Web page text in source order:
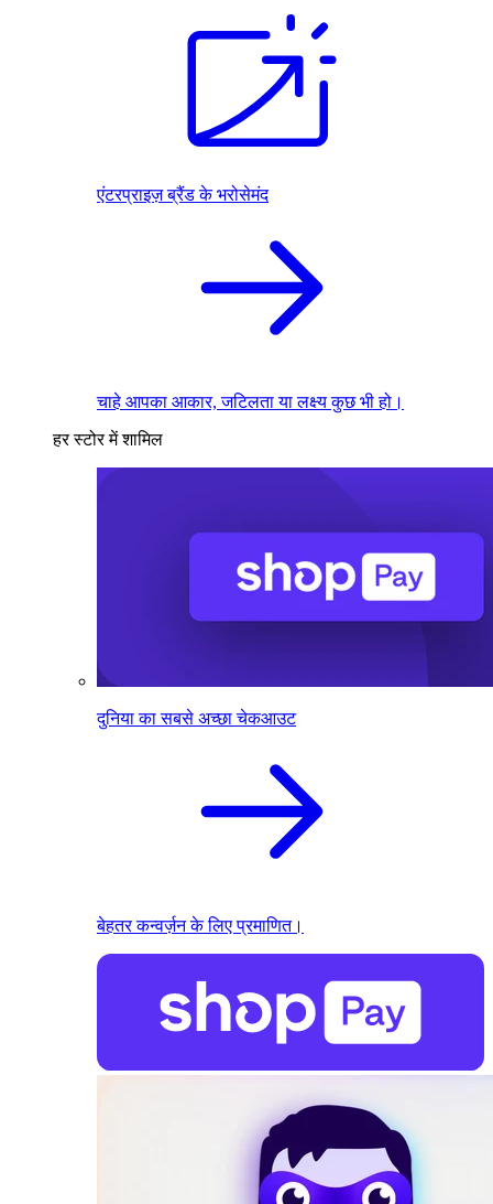
एंटरप्राइज़ ब्रैंड के भरोसेमंद
चाहे आपका आकार, जटिलता या लक्ष्य कुछ भी हो।
हर स्टोर में शामिल
दुनिया का सबसे अच्छा चेकआउट
बेहतर कन्वर्ज़न के लिए प्रमाणित।